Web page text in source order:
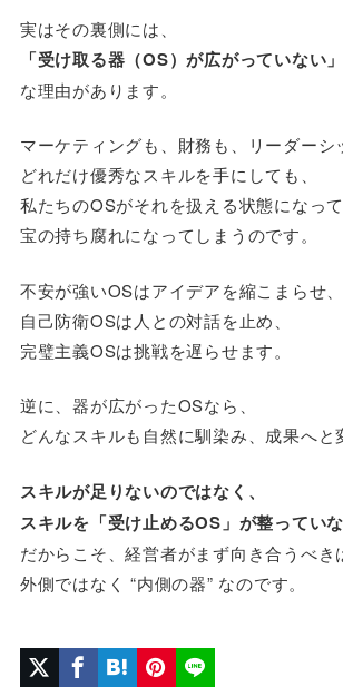
実はその裏側には、
「受け取る器（OS）が広がっていない」
な理由があります。
マーケティングも、財務も、リーダーシ
どれだけ優秀なスキルを手にしても、
私たちのOSがそれを扱える状態になっ
宝の持ち腐れになってしまうのです。
不安が強いOSはアイデアを縮こまらせ、
自己防衛OSは人との対話を止め、
完璧主義OSは挑戦を遅らせます。
逆に、器が広がったOSなら、
どんなスキルも自然に馴染み、成果へと
スキルが足りないのではなく、
スキルを「受け止めるOS」が整っていな
だからこそ、経営者がまず向き合うべき
外側ではなく “内側の器” なのです。